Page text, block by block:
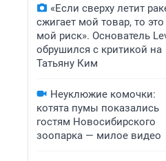
«Если сверху летит
сжигает мой товар, то
мой риск». Основатель
обрушился с критикой на
Татьяну Ким
Неуклюжие комочки:
котята пумы показались
гостям Новосибирского
зоопарка — милое видео